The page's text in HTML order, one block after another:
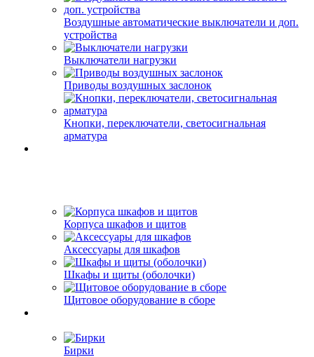
Воздушные автоматические выключатели и доп.
устройства
Выключатели нагрузки
Приводы воздушных заслонок
Кнопки, переключатели, светосигнальная
арматура
Корпуса шкафов и щитов
Аксессуары для шкафов
Шкафы и щиты (оболочки)
Щитовое оборудование в сборе
Бирки